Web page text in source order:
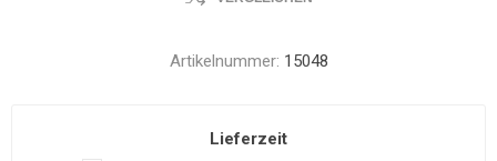
Artikelnummer: 15048
Lieferzeit